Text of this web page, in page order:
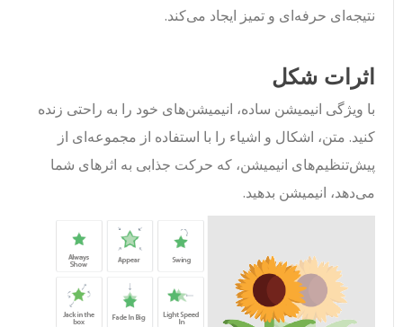
نتیجه‌ای حرفه‌ای و تمیز ایجاد می‌کند.
اثرات شکل
با ویژگی انیمیشن ساده، انیمیشن‌های خود را به راحتی زنده
کنید. متن، اشکال و اشیاء را با استفاده از مجموعه‌ای از
پیش‌تنظیم‌های انیمیشن، که حرکت جذابی به اثرهای شما
می‌دهد، انیمیشن بدهید.